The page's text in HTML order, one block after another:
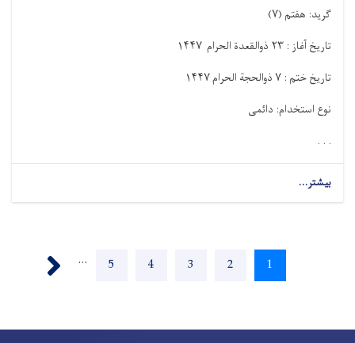
گرید: هفتم (۷)
تاریخ آغاز : ۲۳ ذوالقعدة الحرام ۱۴۴۷
تاریخ ختم : ۷ذوالحجة الحرام۱۴۴۷
نوع استخدام: دائمی
. . .
بیشتر...
Current
1
Page
2
Page
3
Page
4
Page
5
…